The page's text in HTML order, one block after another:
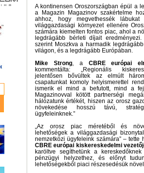
A kontinensen Oroszországban épül a
a Magazin Magazinov szakértelme
ahhoz, hogy megvethessék
világgazdasági környezet ellenére
számára kiemelten fontos piac, ahol a
legdrágább bérleti díjait
szerint Moszkva a harmadik
világon, és a legdrágább Európában.
Mike Strong, a CBRE európai
kommentálta: „Regionális
jelentősen bővültek az elmúlt
csapatunkat komoly helyismerettel
ismerik el mind a befutott, mind a
Magazinovval kötött partnerségi
hálózatunk értékét, hiszen az orosz
növekedése hosszú távú,
ügyfeleinknek.”
„Az orosz piac méretéből és
lehetőségek a világgazdasági
nemzetközi ügyfeleink számára” – tette
CBRE európai kiskereskedelmi
karöltve segíthetünk a
pénzügyi helyzethez, és előnyt
lehetőségekből piaci részesedésük